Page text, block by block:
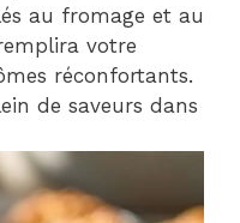
au fromage et au
votre
réconfortants.
de saveurs dans